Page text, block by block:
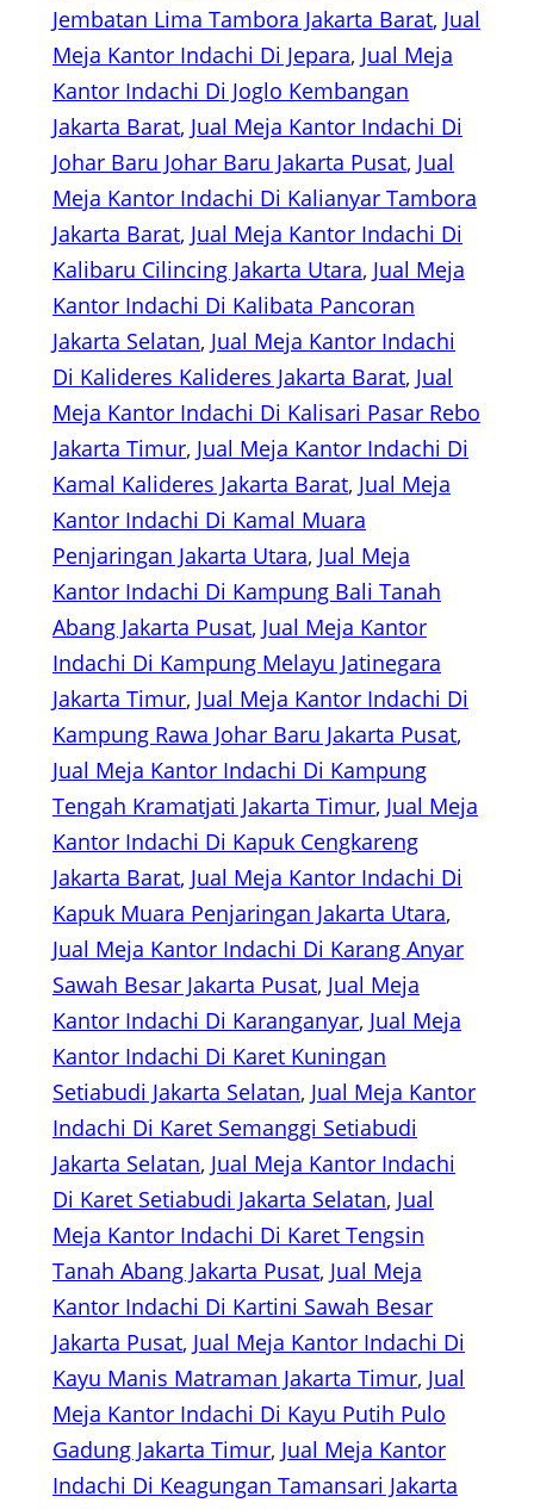
Jembatan Lima Tambora Jakarta Barat, Jual
Meja Kantor Indachi Di Jepara, Jual Meja
Kantor Indachi Di Joglo Kembangan
Jakarta Barat, Jual Meja Kantor Indachi Di
Johar Baru Johar Baru Jakarta Pusat, Jual
Meja Kantor Indachi Di Kalianyar Tambora
Jakarta Barat, Jual Meja Kantor Indachi Di
Kalibaru Cilincing Jakarta Utara, Jual Meja
Kantor Indachi Di Kalibata Pancoran
Jakarta Selatan, Jual Meja Kantor Indachi
Di Kalideres Kalideres Jakarta Barat, Jual
Meja Kantor Indachi Di Kalisari Pasar Rebo
Jakarta Timur, Jual Meja Kantor Indachi Di
Kamal Kalideres Jakarta Barat, Jual Meja
Kantor Indachi Di Kamal Muara
Penjaringan Jakarta Utara, Jual Meja
Kantor Indachi Di Kampung Bali Tanah
Abang Jakarta Pusat, Jual Meja Kantor
Indachi Di Kampung Melayu Jatinegara
Jakarta Timur, Jual Meja Kantor Indachi Di
Kampung Rawa Johar Baru Jakarta Pusat
Jual Meja Kantor Indachi Di Kampung
Tengah Kramatjati Jakarta Timur, Jual Meja
Kantor Indachi Di Kapuk Cengkareng
Jakarta Barat, Jual Meja Kantor Indachi Di
Kapuk Muara Penjaringan Jakarta Utara
Jual Meja Kantor Indachi Di Karang Anyar
Sawah Besar Jakarta Pusat, Jual Meja
Kantor Indachi Di Karanganyar, Jual Meja
Kantor Indachi Di Karet Kuningan
Setiabudi Jakarta Selatan, Jual Meja Kantor
Indachi Di Karet Semanggi Setiabudi
Jakarta Selatan, Jual Meja Kantor Indachi
Di Karet Setiabudi Jakarta Selatan, Jual
Meja Kantor Indachi Di Karet Tengsin
Tanah Abang Jakarta Pusat, Jual Meja
Kantor Indachi Di Kartini Sawah Besar
Jakarta Pusat, Jual Meja Kantor Indachi Di
Kayu Manis Matraman Jakarta Timur, Jual
Meja Kantor Indachi Di Kayu Putih Pulo
Gadung Jakarta Timur, Jual Meja Kantor
Indachi Di Keagungan Tamansari Jakarta